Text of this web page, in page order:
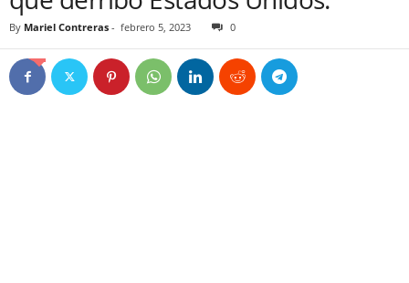
By Mariel Contreras - febrero 5, 2023 0